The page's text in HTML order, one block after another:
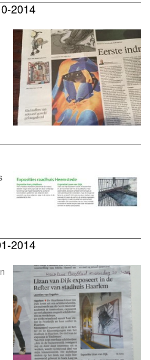
2014
2014